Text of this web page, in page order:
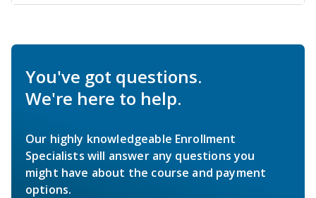
You've got questions.
We're here to help.
Our highly knowledgeable Enrollment
Specialists will answer any questions you
might have about the course and payment
options.